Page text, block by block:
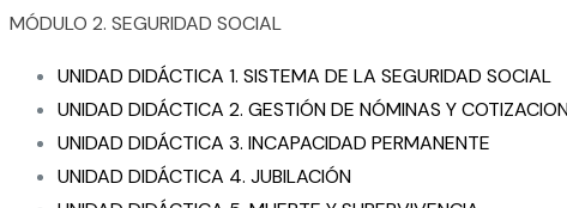
MÓDULO 2. SEGURIDAD SOCIAL
UNIDAD DIDÁCTICA 1. SISTEMA DE LA SEGURIDAD SOCIAL
UNIDAD DIDÁCTICA 2. GESTIÓN DE NÓMINAS Y
UNIDAD DIDÁCTICA 3. INCAPACIDAD PERMANENTE
UNIDAD DIDÁCTICA 4. JUBILACIÓN